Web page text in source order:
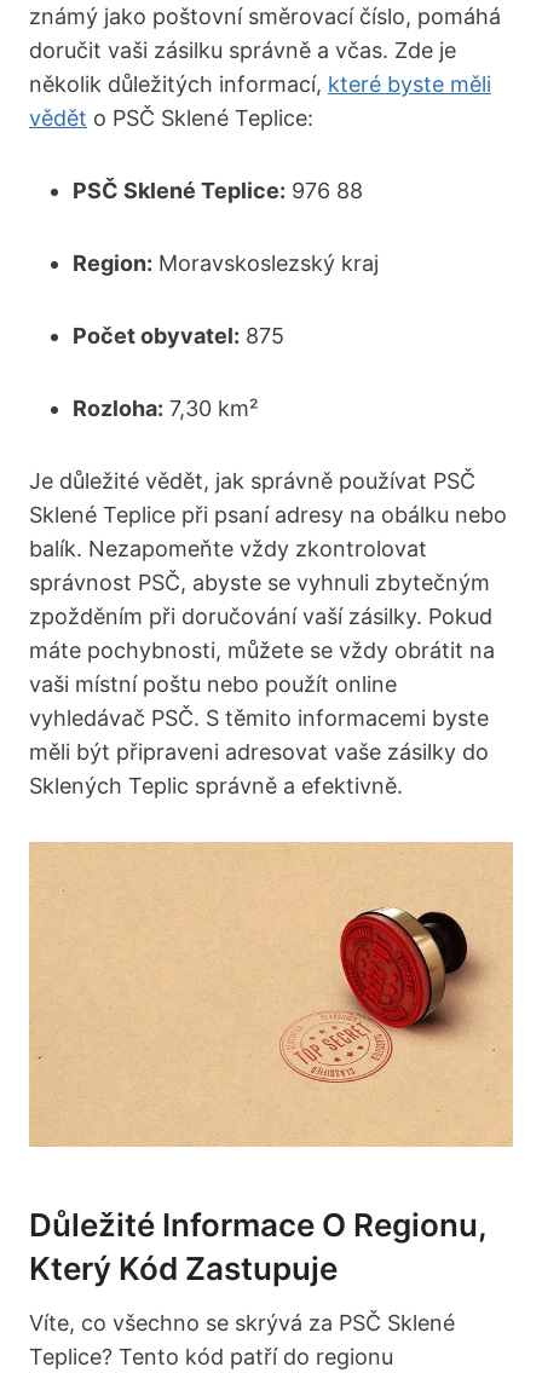
známý jako poštovní směrovací číslo,​ pomáhá
doručit vaši zásilku správně a včas. Zde je‌
několik důležitých informací, které byste měli
vědět o ⁢PSČ Sklené Teplice:
PSČ Sklené Teplice: 976 88
Region: Moravskoslezský kraj
Počet‍ obyvatel: 875
Rozloha: 7,30 km²
Je důležité ⁢vědět,⁣ jak správně⁣ používat ​PSČ
‍Sklené Teplice při psaní adresy na obálku nebo⁢
balík. Nezapomeňte vždy zkontrolovat
správnost ⁢PSČ,⁢ abyste se vyhnuli ‍zbytečným
zpožděním při doručování vaší zásilky. ‌Pokud
máte pochybnosti, ⁣můžete se vždy obrátit ​na
vaši místní ​poštu​ nebo ‌použít ⁢online
vyhledávač PSČ. S ⁤těmito informacemi byste
měli být připraveni adresovat vaše zásilky ‍do
Sklených Teplic správně a efektivně.
Důležité Informace ⁣o Regionu,
Který Kód⁢ Zastupuje
Víte, co ⁣všechno se skrývá za PSČ Sklené
Teplice? Tento kód patří ‌do‌ regionu